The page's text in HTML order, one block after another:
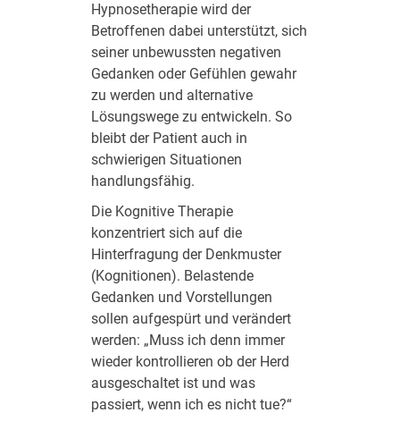
Hypnosetherapie wird der
Betroffenen dabei unterstützt, sich
seiner unbewussten negativen
Gedanken oder Gefühlen gewahr
zu werden und alternative
Lösungswege zu entwickeln. So
bleibt der Patient auch in
schwierigen Situationen
handlungsfähig.
Die Kognitive Therapie
konzentriert sich auf die
Hinterfragung der Denkmuster
(Kognitionen). Belastende
Gedanken und Vorstellungen
sollen aufgespürt und verändert
werden: „Muss ich denn immer
wieder kontrollieren ob der Herd
ausgeschaltet ist und was
passiert, wenn ich es nicht tue?“